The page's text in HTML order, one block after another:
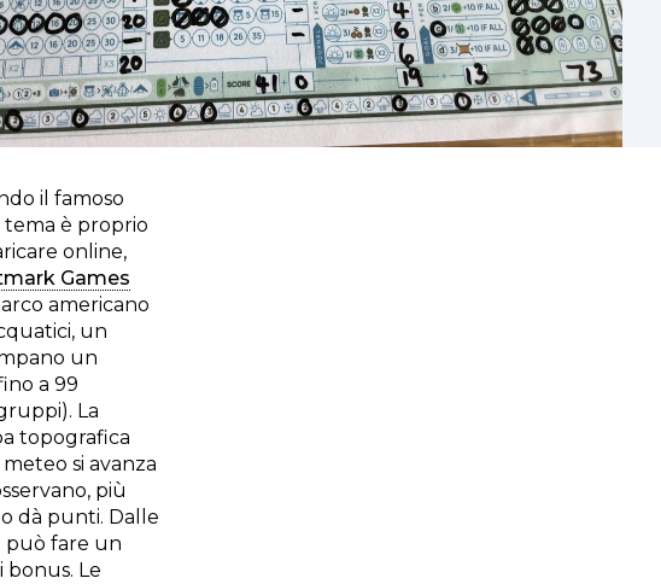
il famoso
tema è proprio
online,
Games
americano
un
un
a 99
La
topografica
si avanza
più
dà punti. Dalle
può fare un
bonus. Le